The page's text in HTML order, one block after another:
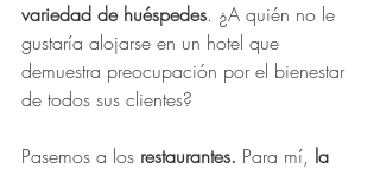
variedad de huéspedes. ¿A quién no le
gustaría alojarse en un hotel que
demuestra preocupación por el bienestar
de todos sus clientes?
Pasemos a los restaurantes. Para mí, la